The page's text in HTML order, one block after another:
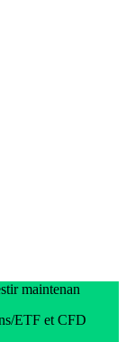
maintenan
ETF et CFD